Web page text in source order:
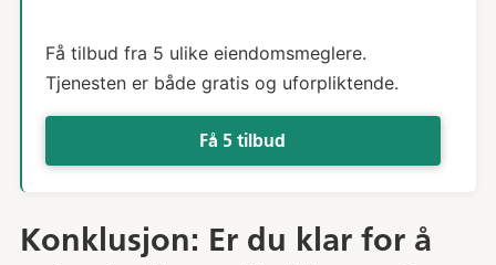
Få tilbud fra 5 ulike eiendomsmeglere.
Tjenesten er både gratis og uforpliktende.
Få 5 tilbud
Konklusjon: Er du klar for å